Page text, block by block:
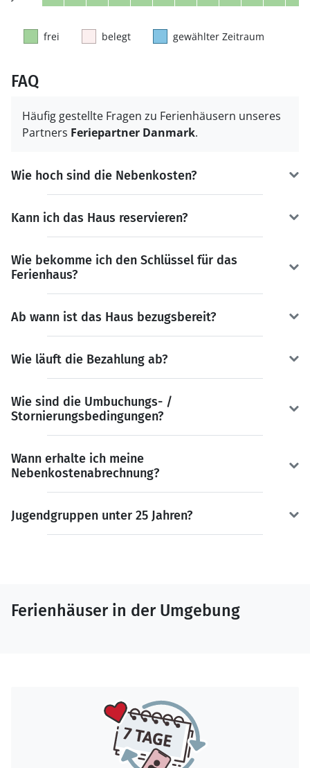
frei belegt gewählter Zeitraum
FAQ
Häufig gestellte Fragen zu Ferienhäusern unseres
Partners Feriepartner Danmark.
Wie hoch sind die Nebenkosten?
Kann ich das Haus reservieren?
Wie bekomme ich den Schlüssel für das
Ferienhaus?
Ab wann ist das Haus bezugsbereit?
Wie läuft die Bezahlung ab?
Wie sind die Umbuchungs- /
Stornierungsbedingungen?
Wann erhalte ich meine
Nebenkostenabrechnung?
Jugendgruppen unter 25 Jahren?
Ferienhäuser in der Umgebung